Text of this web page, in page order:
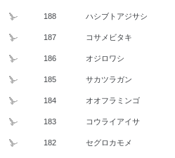
188 ハシブトアジサシ
187 コサメビタキ
186 オジロワシ
185 サカツラガン
184 オオフラミンゴ
183 コウライアイサ
182 セグロカモメ